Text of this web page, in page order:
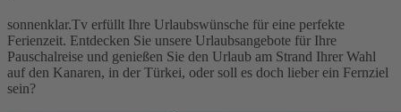
sonnenklar.Tv erfüllt Ihre Urlaubswünsche für eine perfekte
Ferienzeit. Entdecken Sie unsere Urlaubsangebote für Ihre
Pauschalreise und genießen Sie den Urlaub am Strand Ihrer Wahl
auf den Kanaren, in der Türkei, oder soll es doch lieber ein Fernziel
sein?